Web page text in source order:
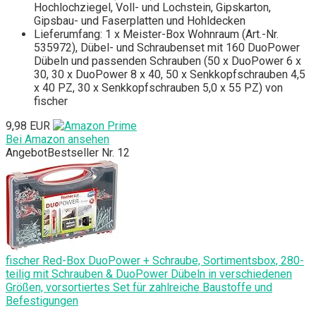
Hochlochziegel, Voll- und Lochstein, Gipskarton,
Gipsbau- und Faserplatten und Hohldecken
Lieferumfang: 1 x Meister-Box Wohnraum (Art.-Nr.
535972), Dübel- und Schraubenset mit 160 DuoPower
Dübeln und passenden Schrauben (50 x DuoPower 6 x
30, 30 x DuoPower 8 x 40, 50 x Senkkopfschrauben 4,5
x 40 PZ, 30 x Senkkopfschrauben 5,0 x 55 PZ) von
fischer
9,98 EUR
Bei Amazon ansehen
AngebotBestseller Nr. 12
fischer Red-Box DuoPower + Schraube, Sortimentsbox, 280-
teilig mit Schrauben & DuoPower Dübeln in verschiedenen
Größen, vorsortiertes Set für zahlreiche Baustoffe und
Befestigungen